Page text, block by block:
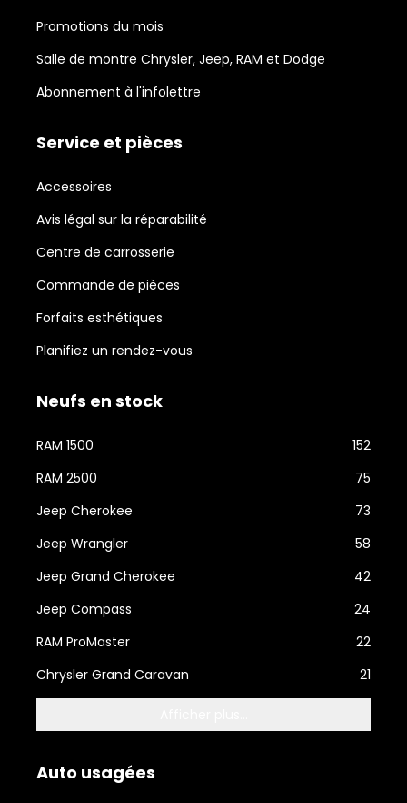
Promotions du mois
Salle de montre Chrysler, Jeep, RAM et Dodge
Abonnement à l'infolettre
Service et pièces
Accessoires
Avis légal sur la réparabilité
Centre de carrosserie
Commande de pièces
Forfaits esthétiques
Planifiez un rendez-vous
Neufs en stock
RAM 1500
152
RAM 2500
75
Jeep Cherokee
73
Jeep Wrangler
58
Jeep Grand Cherokee
42
Jeep Compass
24
RAM ProMaster
22
Chrysler Grand Caravan
21
Auto usagées